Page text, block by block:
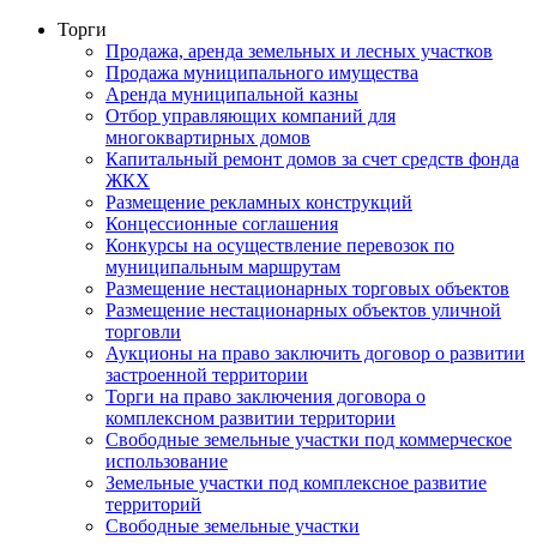
Торги
Продажа, аренда земельных и лесных участков
Продажа муниципального имущества
Аренда муниципальной казны
Отбор управляющих компаний для
многоквартирных домов
Капитальный ремонт домов за счет средств фонда
ЖКХ
Размещение рекламных конструкций
Концессионные соглашения
Конкурсы на осуществление перевозок по
муниципальным маршрутам
Размещение нестационарных торговых объектов
Размещение нестационарных объектов уличной
торговли
Аукционы на право заключить договор о развитии
застроенной территории
Торги на право заключения договора о
комплексном развитии территории
Свободные земельные участки под коммерческое
использование
Земельные участки под комплексное развитие
территорий
Свободные земельные участки